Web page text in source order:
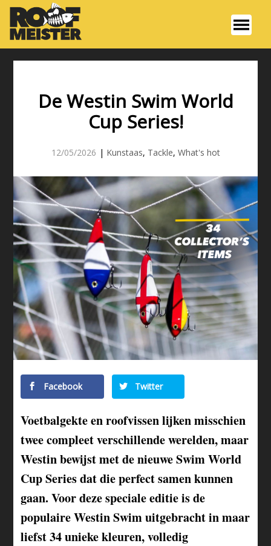
De Westin Swim World
Cup Series!
12/05/2026 | Kunstaas, Tackle, What's hot
Facebook Twitter
Voetbalgekte en roofvissen lijken misschien
twee compleet verschillende werelden, maar
Westin bewijst met de nieuwe Swim World
Cup Series dat die perfect samen kunnen
gaan. Voor deze speciale editie is de
populaire Westin Swim uitgebracht in maar
liefst 34 unieke kleuren, volledig